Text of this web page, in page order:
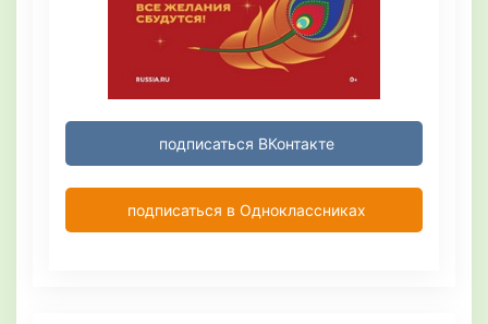
подписаться ВКонтакте
подписаться в Одноклассниках